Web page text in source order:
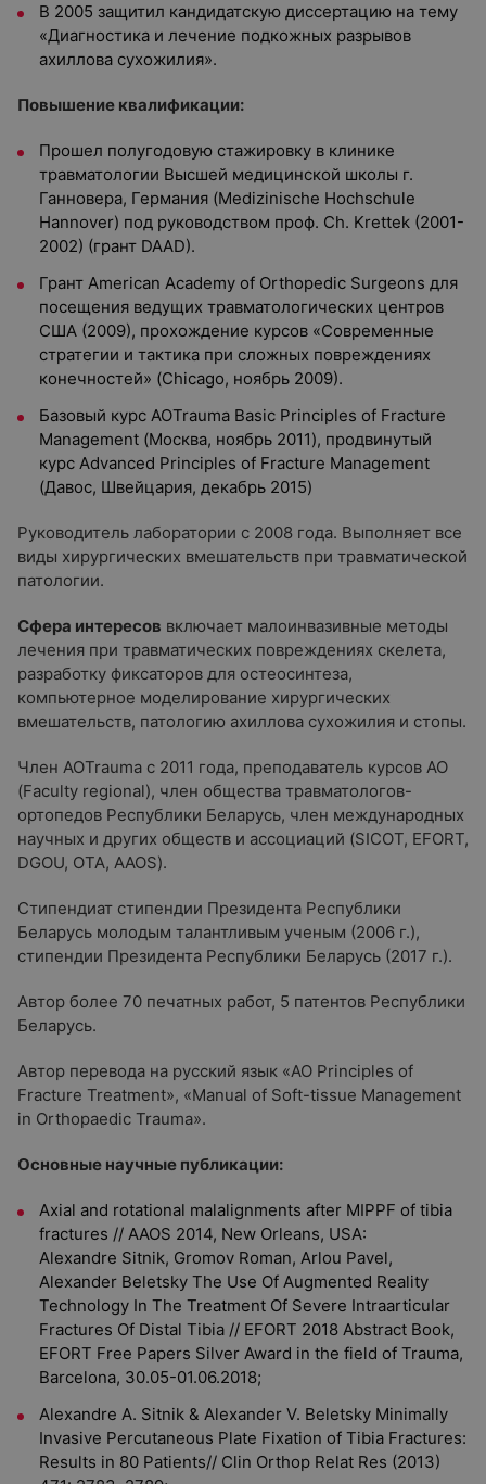
В 2005 защитил кандидатскую диссертацию на тему
«Диагностика и лечение подкожных разрывов
ахиллова сухожилия».
Повышение квалификации:
Прошел полугодовую стажировку в клинике
травматологии Высшей медицинской школы г.
Ганновера, Германия (Medizinische Hochschule
Hannover) под руководством проф. Сh. Krettek (2001-
2002) (грант DAAD).
Грант American Academy of Orthopedic Surgeons для
посещения ведущих травматологических центров
США (2009), прохождение курсов «Современные
стратегии и тактика при сложных повреждениях
конечностей» (Chicago, ноябрь 2009).
Базовый курс АОTrauma Basic Principles of Fracture
Management (Москва, ноябрь 2011), продвинутый
курс Advanced Principles of Fracture Management
(Давос, Швейцария, декабрь 2015)
Руководитель лаборатории с 2008 года. Выполняет все
виды хирургических вмешательств при травматической
патологии.
Сфера интересов включает малоинвазивные методы
лечения при травматических повреждениях скелета,
разработку фиксаторов для остеосинтеза,
компьютерное моделирование хирургических
вмешательств, патологию ахиллова сухожилия и стопы.
Член AOTrauma с 2011 года, преподаватель курсов АО
(Faculty regional), член общества травматологов-
ортопедов Республики Беларусь, член международных
научных и других обществ и ассоциаций (SICOT, EFORT,
DGOU, OTA, AAOS).
Стипендиат стипендии Президента Республики
Беларусь молодым талантливым ученым (2006 г.),
стипендии Президента Республики Беларусь (2017 г.).
Автор более 70 печатных работ, 5 патентов Республики
Беларусь.
Автор перевода на русский язык «AO Principles of
Fracture Treatment», «Manual of Soft-tissue Management
in Orthopaedic Trauma».
Основные научные публикации:
Axial and rotational malalignments after MIPPF of tibia
fractures // AAOS 2014, New Orleans, USA:
Alexandre Sitnik, Gromov Roman, Arlou Pavel,
Alexander Beletsky The Use Of Augmented Reality
Technology In The Treatment Of Severe Intraarticular
Fractures Of Distal Tibia // EFORT 2018 Abstract Book,
EFORT Free Papers Silver Award in the field of Trauma,
Barcelona, 30.05-01.06.2018;
Alexandre A. Sitnik & Alexander V. Beletsky Minimally
Invasive Percutaneous Plate Fixation of Tibia Fractures:
Results in 80 Patients// Clin Orthop Relat Res (2013)